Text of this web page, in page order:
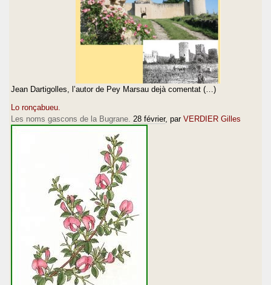
Jean Dartigolles, l’autor de Pey Marsau dejà comentat (…)
Lo ronçabueu.
Les noms gascons de la Bugrane. 28 février, par VERDIER Gilles